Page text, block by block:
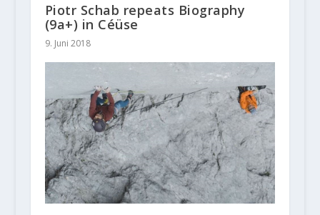
Piotr Schab repeats Biography
(9a+) in Céüse
9. Juni 2018